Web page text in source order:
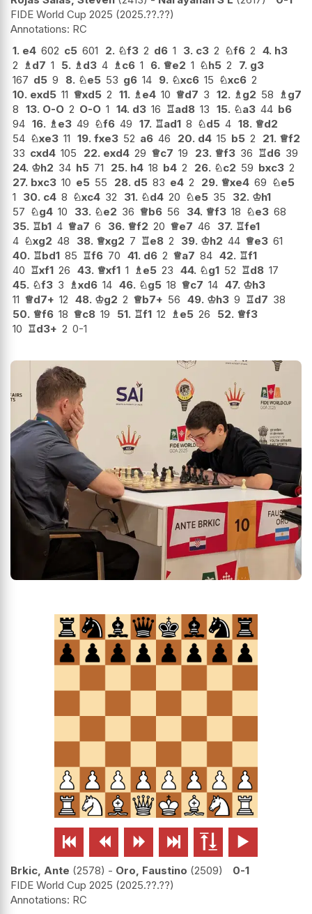
FIDE World Cup 2025 2025.??.??
RC
1. e4 602 c5 601 2. ♘f3 2 d6 1 3. c3 2 ♘f6 2 4. h3
2
♗ d7 1 5. ♗ d3 4 ♗ c6 1 6. ♕e2 1 ♘h5 2 7. g3
167 d5 9 8. ♘e5 53 g6 14 9. ♘xc6 15 ♘xc6 2
10. exd5 11 ♕xd5 2 11. ♗ e4 10 ♕d7 3 12. ♗ g2 58 ♗ g7
8 13. O-O 2 O-O 1 14. d3 16 ♖ad8 13 15. ♘a3 44 b6
94 16. ♗ e3 49 ♘f6 49 17. ♖ad1 8 ♘d5 4 18. ♕d2
54 ♘xe3 11 19. fxe3 52 a6 46 20. d4 15 b5 2 21. ♕f2
33 cxd4 105 22. exd4 29 ♕c7 19 23. ♕f3 36 ♖d6 39
24. ♔h2 34 h5 71 25. h4 18 b4 2 26. ♘c2 59 bxc3 2
27. bxc3 10 e5 55 28. d5 83 e4 2 29. ♕xe4 69 ♘e5
1
30. c4 8 ♘xc4 32 31. ♘d4 20 ♘e5 35 32. ♔h1
57 ♘g4 10 33. ♘e2 36 ♕b6 56 34. ♕f3 18 ♘e3 68
35. ♖b1 4 ♕a7 6 36. ♕f2 20 ♕e7 46 37. ♖fe1
4 ♘xg2 48 38. ♕xg2 7 ♖e8 2 39. ♔h2 44 ♕e3 61
40. ♖bd1 85 ♖f6 70 41. d6 2 ♕a7 84 42. ♖f1
40 ♖xf1 26 43. ♕xf1 1 ♗ e5 23 44. ♘g1 52 ♖d8 17
45. ♘f3 3 ♗xd6 14 46. ♘g5 18 ♕c7 14 47. ♔h3
11 ♕d7+ 12 48. ♔g2 2 ♕b7+ 56 49. ♔h3 9 ♖d7 38
50. ♕f6 18 ♕c8 19 51. ♖f1 12 ♗ e5 26 52. ♕f3
10 ♖d3+ 2 0-1
     
Brkic, Ante 2578 - Oro, Faustino 2509
0-1
FIDE World Cup 2025 2025.??.??
RC